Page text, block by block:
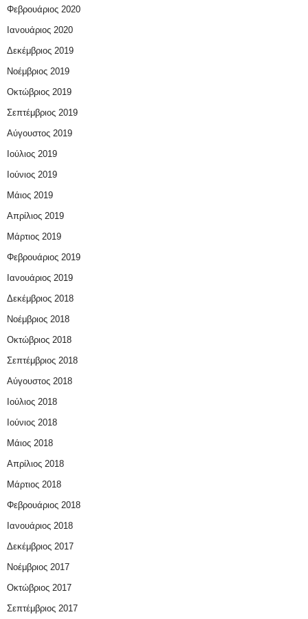
Φεβρουάριος 2020
Ιανουάριος 2020
Δεκέμβριος 2019
Νοέμβριος 2019
Οκτώβριος 2019
Σεπτέμβριος 2019
Αύγουστος 2019
Ιούλιος 2019
Ιούνιος 2019
Μάιος 2019
Απρίλιος 2019
Μάρτιος 2019
Φεβρουάριος 2019
Ιανουάριος 2019
Δεκέμβριος 2018
Νοέμβριος 2018
Οκτώβριος 2018
Σεπτέμβριος 2018
Αύγουστος 2018
Ιούλιος 2018
Ιούνιος 2018
Μάιος 2018
Απρίλιος 2018
Μάρτιος 2018
Φεβρουάριος 2018
Ιανουάριος 2018
Δεκέμβριος 2017
Νοέμβριος 2017
Οκτώβριος 2017
Σεπτέμβριος 2017